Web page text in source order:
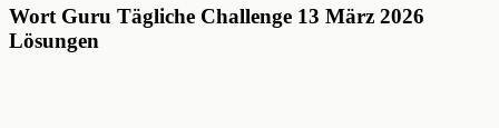
Wort Guru Tägliche Challenge 13 März 2026
Lösungen